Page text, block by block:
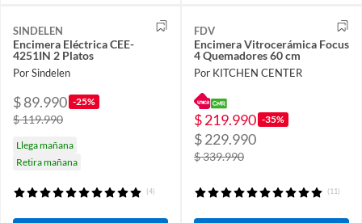
SINDELEN
Encimera Eléctrica CEE-
4251IN 2 Platos
Por Sindelen
$ 89.990 -25%
$ 119.990
Llega mañana
Retira mañana
(4)
FDV
Encimera Vitrocerámica Focus
4 Quemadores 60 cm
Por KITCHEN CENTER
$ 219.990 -35%
$ 229.990
$ 339.990
(11)